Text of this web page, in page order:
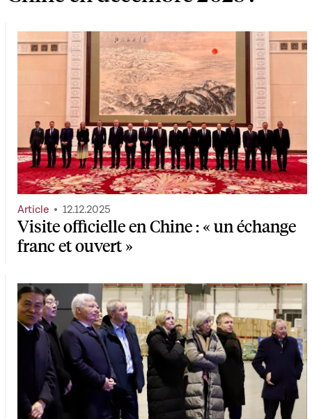
Visite officielle en Chine : « un échange
franc et ouvert »
Article 12.12.2025